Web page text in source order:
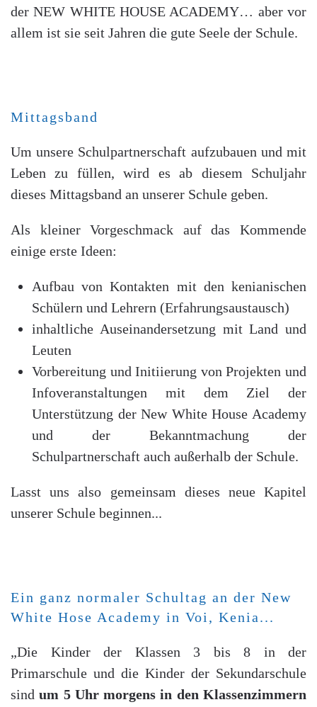
der NEW WHITE HOUSE ACADEMY… aber vor
allem ist sie seit Jahren die gute Seele der Schule.
Mittagsband
Um unsere Schulpartnerschaft aufzubauen und mit
Leben zu füllen, wird es ab diesem Schuljahr
dieses Mittagsband an unserer Schule geben.
Als kleiner Vorgeschmack auf das Kommende
einige erste Ideen:
Aufbau von Kontakten mit den kenianischen
Schülern und Lehrern (Erfahrungsaustausch)
inhaltliche Auseinandersetzung mit Land und
Leuten
Vorbereitung und Initiierung von Projekten und
Infoveranstaltungen mit dem Ziel der
Unterstützung der New White House Academy
und der Bekanntmachung der
Schulpartnerschaft auch außerhalb der Schule.
Lasst uns also gemeinsam dieses neue Kapitel
unserer Schule beginnen...
Ein ganz normaler Schultag an der New
White Hose Academy in Voi, Kenia...
„Die Kinder der Klassen 3 bis 8 in der
Primarschule und die Kinder der Sekundarschule
sindum 5 Uhr morgens in den Klassenzimmern